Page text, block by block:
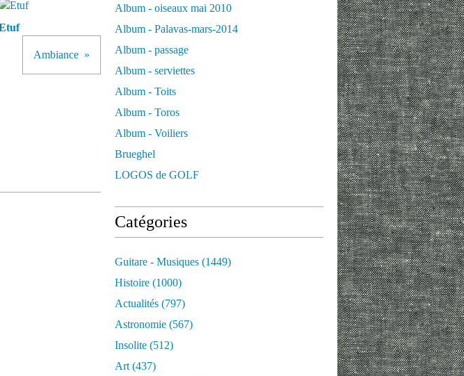
Ambiance
Album - oiseaux mai 2010
Album - Palavas-mars-2014
Album - passage
Album - serviettes
Album - Toits
Album - Toros
Album - Voiliers
Brueghel
LOGOS de GOLF
Catégories
Guitare - Musiques (1449)
Histoire (1000)
Actualités (797)
Astronomie (567)
Insolite (512)
Art (437)